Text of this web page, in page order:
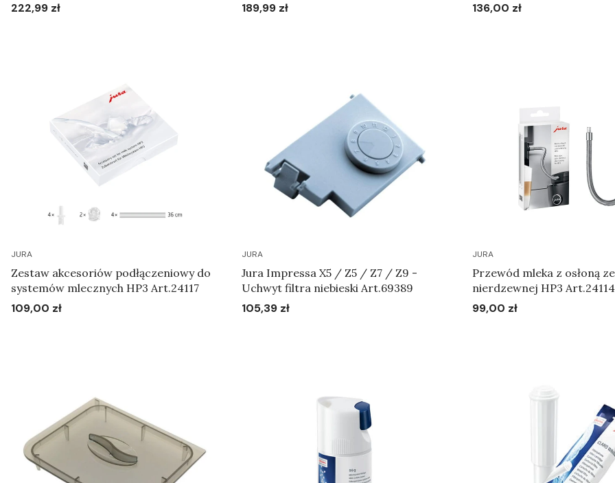
Cena
222,99 zł Cena
189,99 zł Cena
136,00 zł
JURA
Zestaw akcesoriów podłączeniowy do
systemów mlecznych HP3 Art.24117
Cena
109,00 zł
JURA
Jura Impressa X5 / Z5 / Z7 / Z9 -
Uchwyt filtra niebieski Art.69389
Cena
105,39 zł
JURA
Przewód mleka z osłoną
nierdzewnej HP3 Art.24114
Cena
99,00 zł